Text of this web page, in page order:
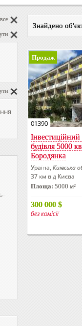
Знайдено
Продаж
01390
будівля 5000
Бородянка
Ураїна, Київська
37 км від Києва
Площа: 5000 м²
300 000 $
без комісії